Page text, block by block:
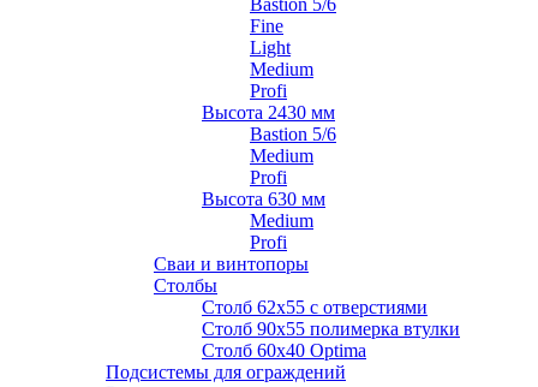
Bastion 5/6
Fine
Light
Medium
Profi
Высота 2430 мм
Bastion 5/6
Medium
Profi
Высота 630 мм
Medium
Profi
Сваи и винтопоры
Столбы
Cтолб 62х55 с отверстиями
Cтолб 90х55 полимерка втулки
Столб 60х40 Optima
Подсистемы для ограждений